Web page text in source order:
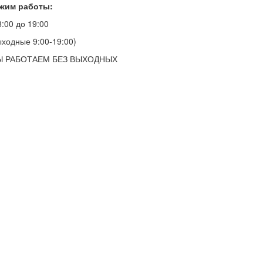
работы:
до 19:00
9:00-19:00)
РАБОТАЕМ БЕЗ ВЫХОДНЫХ